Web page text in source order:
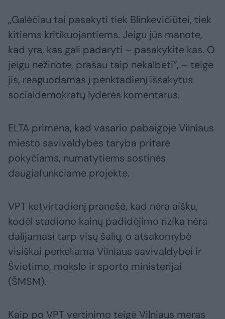
„Galėčiau tai pasakyti tiek Blinkevičiūtei, tiek
kitiems kritikuojantiems. Jeigu jūs manote,
kad yra, kas gali padaryti – pasakykite kas. O
jeigu nežinote, prašau taip nekalbėti“, – teigė
jis, reaguodamas į penktadienį išsakytus
socialdemokratų lyderės komentarus.
ELTA primena, kad vasario pabaigoje Vilniaus
miesto savivaldybės taryba pritarė
pokyčiams, numatytiems sostinės
daugiafunkciame projekte.
VPT ketvirtadienį pranešė, kad nėra aišku,
kodėl stadiono kainų padidėjimo rizika nėra
dalijamasi tarp visų šalių, o atsakomybė
visiškai perkeliama Vilniaus savivaldybei ir
Švietimo, mokslo ir sporto ministerijai
(ŠMSM).
Kaip po VPT vertinimo teigė Vilniaus meras